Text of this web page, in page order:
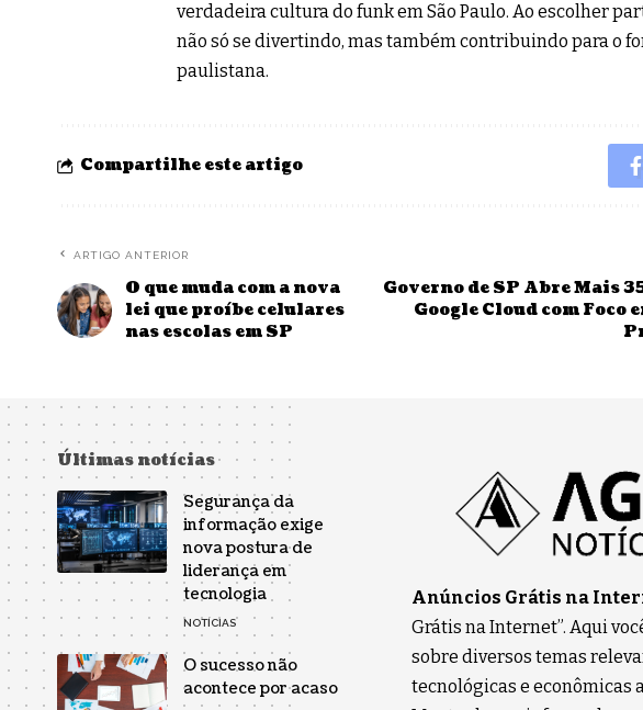
verdadeira cultura do funk em São Paulo. Ao escolher
não só se divertindo, mas também contribuindo para o
paulistana.
Compartilhe este artigo
ARTIGO ANTERIOR
O que muda com a nova
lei que proíbe celulares
nas escolas em SP
Governo de SP Abre Mais
Google Cloud com Foco
Últimas notícias
Segurança da
informação exige
nova postura de
liderança em
tecnologia
NOTÍCIAS
O sucesso não
acontece por acaso
Anúncios Grátis na
Grátis na Internet”. Aqui
sobre diversos temas
tecnológicas e econômicas